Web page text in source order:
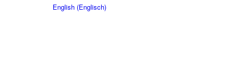
English(Englisch)